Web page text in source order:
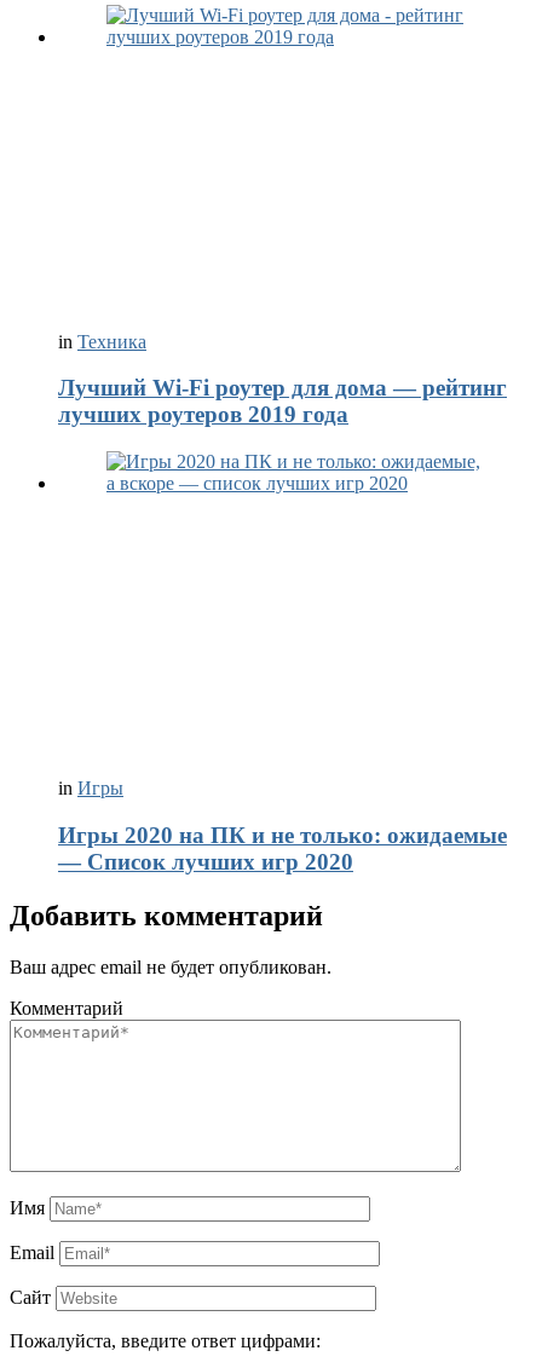
in Техника
Лучший Wi-Fi роутер для дома — рейтинг
лучших роутеров 2019 года
in Игры
Игры 2020 на ПК и не только: ожидаемые
— Список лучших игр 2020
Добавить комментарий
Ваш адрес email не будет опубликован.
Комментарий
Имя
Email
Сайт
Пожалуйста, введите ответ цифрами: